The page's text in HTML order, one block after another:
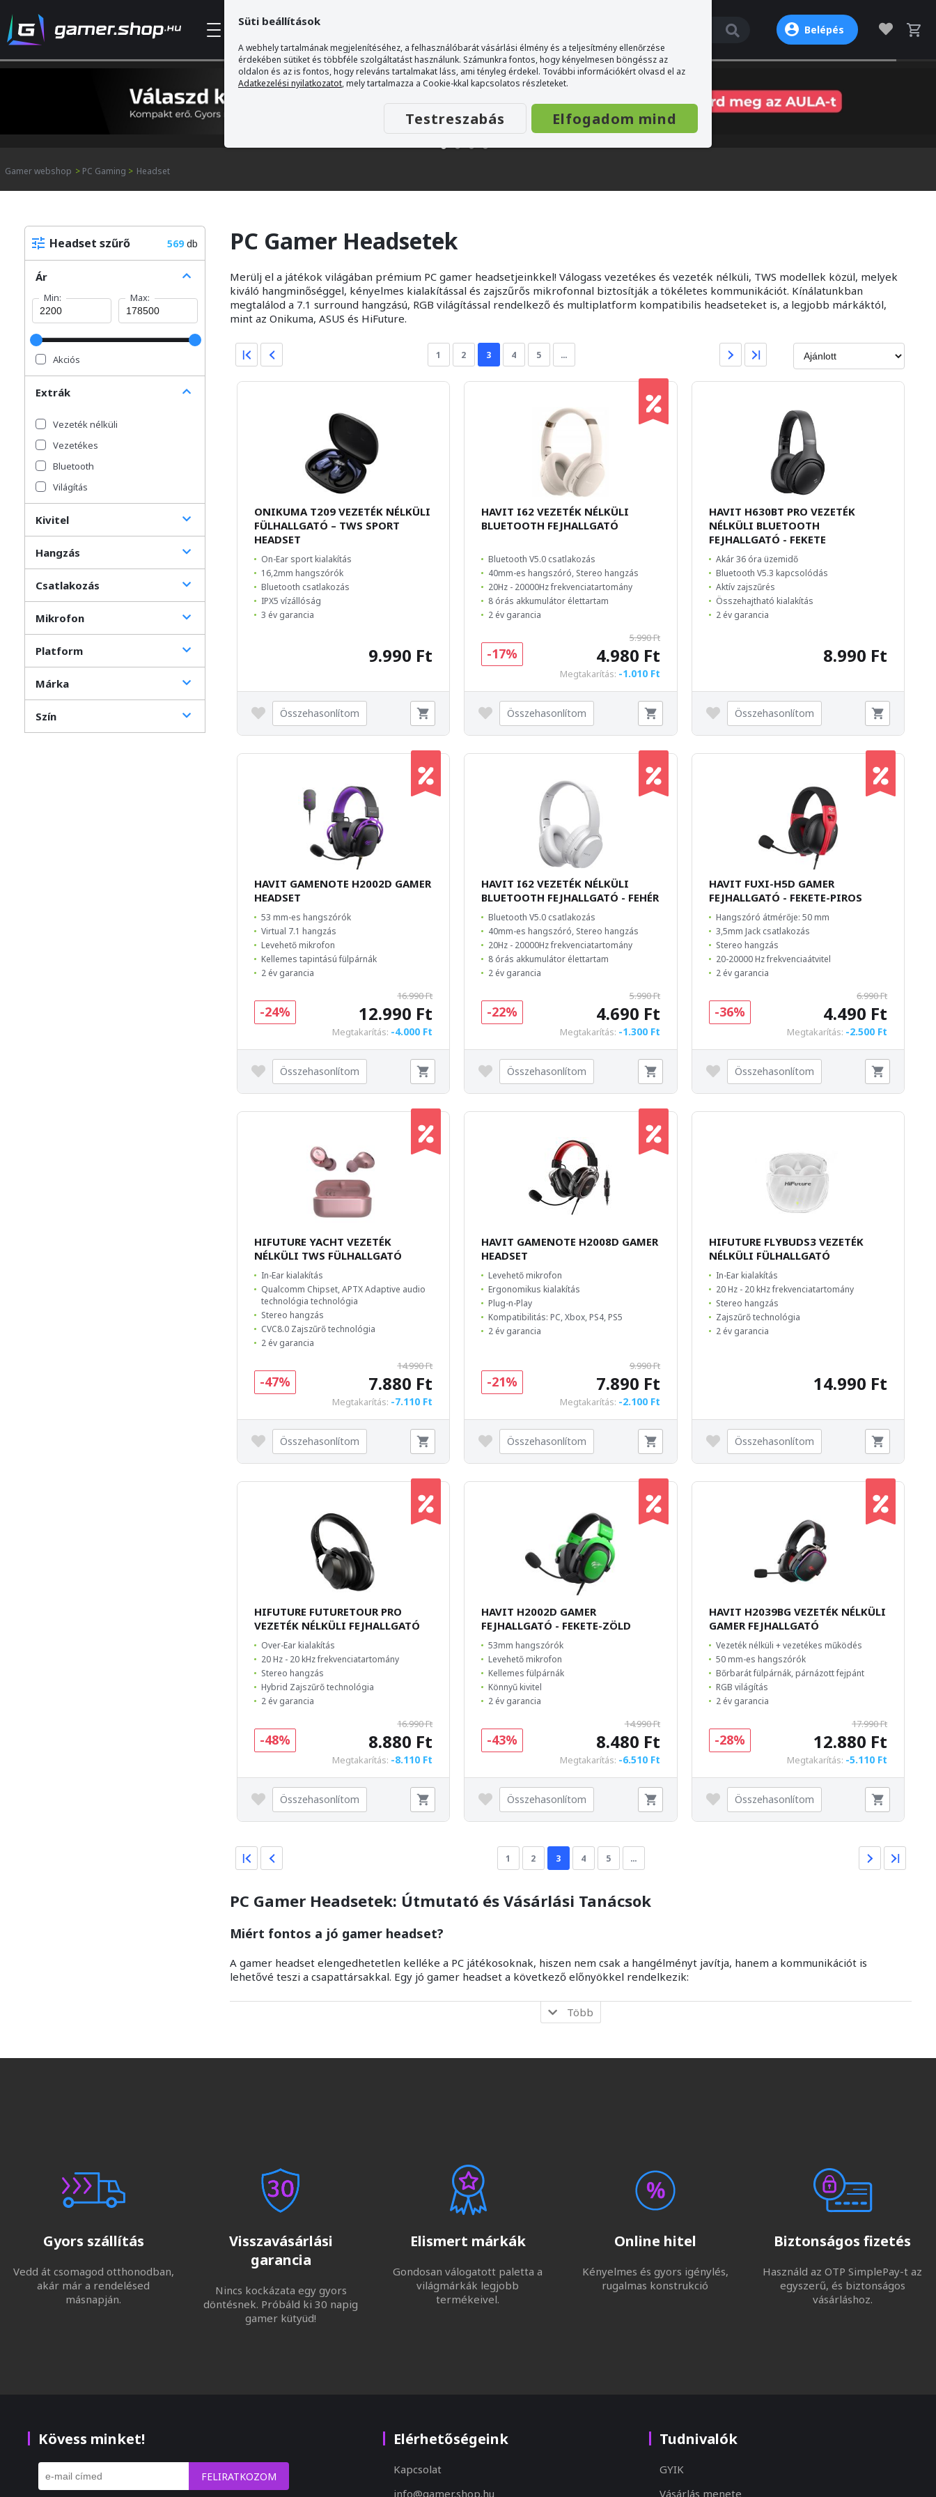
Belépés
Kategóriák
Gamer webshop > PC Gaming > Headset
Headset szűrő 569db
Ár
Min: Max:
Akciós
Extrák
Vezeték nélküli
Vezetékes
Bluetooth
Világítás
Kivitel
Hangzás
Csatlakozás
Mikrofon
Platform
Márka
Szín
PC Gamer Headsetek
Merülj el a játékok világában prémium PC gamer headsetjeinkkel! Válogass vezetékes és vezeték nélküli, TWS modellek közül, melyek
kiváló hangminőséggel, kényelmes kialakítással és zajszűrős mikrofonnal biztosítják a tökéletes kommunikációt. Kínálatunkban
megtalálod a 7.1 surround hangzású, RGB világítással rendelkező és multiplatform kompatibilis headseteket is, a legjobb márkáktól,
mint az Onikuma, ASUS és HiFuture.
1 2 3 4 5 …
ONIKUMA T209 VEZETÉK NÉLKÜLI
FÜLHALLGATÓ – TWS SPORT
HEADSET
On-Ear sport kialakítás
16,2mm hangszórók
Bluetooth csatlakozás
IPX5 vízállóság
3 év garancia
9.990 Ft
Összehasonlítom
HAVIT I62 VEZETÉK NÉLKÜLI
BLUETOOTH FEJHALLGATÓ
Bluetooth V5.0 csatlakozás
40mm-es hangszóró, Stereo hangzás
20Hz - 20000Hz frekvenciatartomány
8 órás akkumulátor élettartam
2 év garancia
5.990 Ft
4.980 Ft
Megtakarítás: -1.010 Ft
-17%
Összehasonlítom
HAVIT H630BT PRO VEZETÉK
NÉLKÜLI BLUETOOTH
FEJHALLGATÓ - FEKETE
Akár 36 óra üzemidő
Bluetooth V5.3 kapcsolódás
Aktív zajszűrés
Összehajtható kialakítás
2 év garancia
8.990 Ft
Összehasonlítom
HAVIT GAMENOTE H2002D GAMER
HEADSET
53 mm-es hangszórók
Virtual 7.1 hangzás
Levehető mikrofon
Kellemes tapintású fülpárnák
2 év garancia
16.990 Ft
12.990 Ft
Megtakarítás: -4.000 Ft
-24%
Összehasonlítom
HAVIT I62 VEZETÉK NÉLKÜLI
BLUETOOTH FEJHALLGATÓ - FEHÉR
Bluetooth V5.0 csatlakozás
40mm-es hangszóró, Stereo hangzás
20Hz - 20000Hz frekvenciatartomány
8 órás akkumulátor élettartam
2 év garancia
5.990 Ft
4.690 Ft
Megtakarítás: -1.300 Ft
-22%
Összehasonlítom
HAVIT FUXI-H5D GAMER
FEJHALLGATÓ - FEKETE-PIROS
Hangszóró átmérője: 50 mm
3,5mm Jack csatlakozás
Stereo hangzás
20-20000 Hz frekvenciaátvitel
2 év garancia
6.990 Ft
4.490 Ft
Megtakarítás: -2.500 Ft
-36%
Összehasonlítom
HIFUTURE YACHT VEZETÉK
NÉLKÜLI TWS FÜLHALLGATÓ
In-Ear kialakítás
Qualcomm Chipset, APTX Adaptive audio
technológia technológia
Stereo hangzás
CVC8.0 Zajszűrő technológia
2 év garancia
14.990 Ft
7.880 Ft
Megtakarítás: -7.110 Ft
-47%
Összehasonlítom
HAVIT GAMENOTE H2008D GAMER
HEADSET
Levehető mikrofon
Ergonomikus kialakítás
Plug-n-Play
Kompatibilitás: PC, Xbox, PS4, PS5
2 év garancia
9.990 Ft
7.890 Ft
Megtakarítás: -2.100 Ft
-21%
Összehasonlítom
HIFUTURE FLYBUDS3 VEZETÉK
NÉLKÜLI FÜLHALLGATÓ
In-Ear kialakítás
20 Hz - 20 kHz frekvenciatartomány
Stereo hangzás
Zajszűrő technológia
2 év garancia
14.990 Ft
Összehasonlítom
HIFUTURE FUTURETOUR PRO
VEZETÉK NÉLKÜLI FEJHALLGATÓ
Over-Ear kialakítás
20 Hz - 20 kHz frekvenciatartomány
Stereo hangzás
Hybrid Zajszűrő technológia
2 év garancia
16.990 Ft
8.880 Ft
Megtakarítás: -8.110 Ft
-48%
Összehasonlítom
HAVIT H2002D GAMER
FEJHALLGATÓ - FEKETE-ZÖLD
53mm hangszórók
Levehető mikrofon
Kellemes fülpárnák
Könnyű kivitel
2 év garancia
14.990 Ft
8.480 Ft
Megtakarítás: -6.510 Ft
-43%
Összehasonlítom
HAVIT H2039BG VEZETÉK NÉLKÜLI
GAMER FEJHALLGATÓ
Vezeték nélküli + vezetékes működés
50 mm-es hangszórók
Bőrbarát fülpárnák, párnázott fejpánt
RGB világítás
2 év garancia
17.990 Ft
12.880 Ft
Megtakarítás: -5.110 Ft
-28%
Összehasonlítom
1 2 3 4 5 …
PC Gamer Headsetek: Útmutató és Vásárlási Tanácsok
Miért fontos a jó gamer headset?
A gamer headset elengedhetetlen kelléke a PC játékosoknak, hiszen nem csak a hangélményt javítja, hanem a kommunikációt is
lehetővé teszi a csapattársakkal. Egy jó gamer headset a következő előnyökkel rendelkezik:
Több
Gyors szállítás
Vedd át csomagod otthonodban,
akár már a rendelésed
másnapján.
Visszavásárlási
garancia
Nincs kockázata egy gyors
döntésnek. Próbáld ki 30 napig
gamer kütyüd!
Elismert márkák
Gondosan válogatott paletta a
világmárkák legjobb
termékeivel.
Online hitel
Kényelmes és gyors igénylés,
rugalmas konstrukció
Biztonságos fizetés
Használd az OTP SimplePay-t az
egyszerű, és biztonságos
vásárláshoz.
Kövess minket!
FELIRATKOZOM
Elérhetőségeink
Kapcsolat
info@gamer.shop.hu
Tudnivalók
GYIK
Vásárlás menete
Süti beállítások
A webhely tartalmának megjelenítéséhez, a felhasználóbarát vásárlási élmény és a teljesítmény ellenőrzése
érdekében sütiket és többféle szolgáltatást használunk. Számunkra fontos, hogy kényelmesen böngéssz az
oldalon és az is fontos, hogy releváns tartalmakat láss, ami tényleg érdekel. További információkért olvasd el az
Adatkezelési nyilatkozatot, mely tartalmazza a Cookie-kkal kapcsolatos részleteket.
Testreszabás Elfogadom mind